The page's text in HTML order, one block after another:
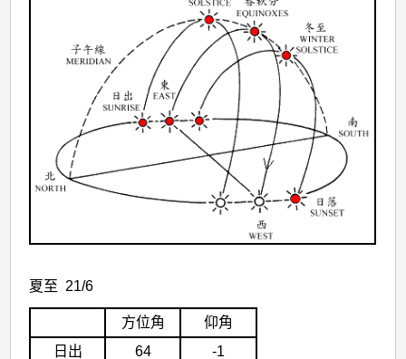
夏至 21/6
方位角
仰角
日出
64
-1